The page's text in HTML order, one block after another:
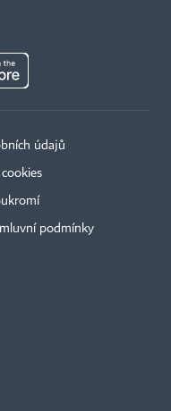
údajů
podmínky